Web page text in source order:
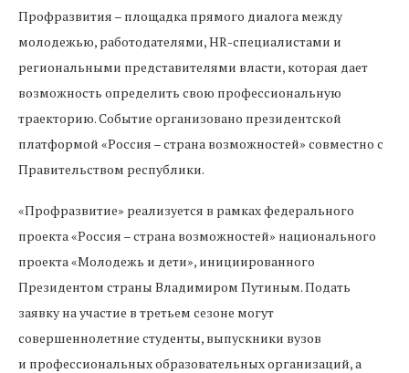
Профразвития – площадка прямого диалога между
молодежью, работодателями, HR-специалистами и
региональными представителями власти, которая дает
возможность определить свою профессиональную
траекторию. Событие организовано президентской
платформой «Россия – страна возможностей» совместно с
Правительством республики.
«Профразвитие» реализуется в рамках федерального
проекта «Россия – страна возможностей» национального
проекта «Молодежь и дети», инициированного
Президентом страны Владимиром Путиным. Подать
заявку на участие в третьем сезоне могут
совершеннолетние студенты, выпускники вузов
и профессиональных образовательных организаций, а